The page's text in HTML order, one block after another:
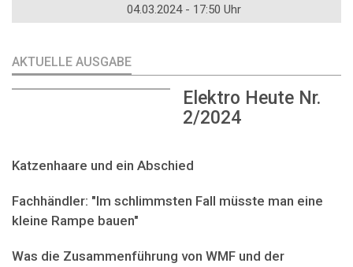
04.03.2024 - 17:50 Uhr
AKTUELLE AUSGABE
Elektro Heute Nr.
2/2024
Katzenhaare und ein Abschied
Fachhändler: "Im schlimmsten Fall müsste man eine
kleine Rampe bauen"
Was die Zusammenführung von WMF und der